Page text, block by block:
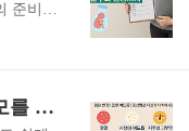
준비
해 꼭
손 예아기 트러블별 구분법 – 초보 부모를 위한 피부 가이드